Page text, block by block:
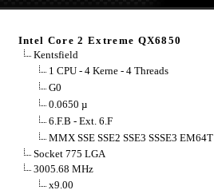
Intel Core 2 Extreme QX6850
Kentsfield
1 CPU - 4 Kerne - 4 Threads
G0
0.0650 µ
6.F.B - Ext. 6.F
MMX SSE SSE2 SSE3 SSSE3 EM64T
Socket 775 LGA
3005.68 MHz
x9.00